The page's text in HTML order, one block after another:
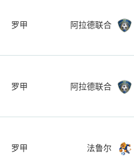
罗甲 阿拉德联合
罗甲 阿拉德联合
罗甲 法鲁尔